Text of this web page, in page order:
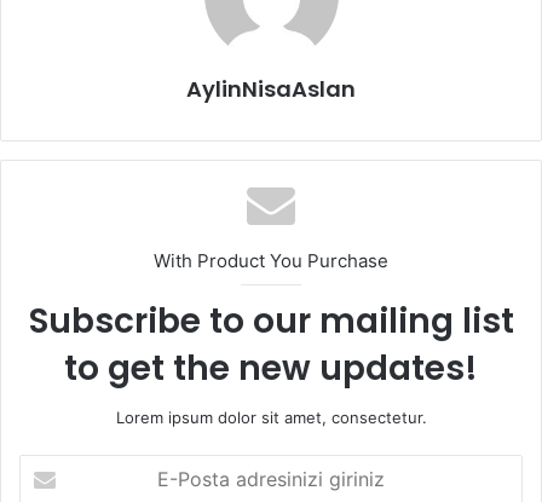
AylinNisaAslan
With Product You Purchase
Subscribe to our mailing list
to get the new updates!
Lorem ipsum dolor sit amet, consectetur.
Posta